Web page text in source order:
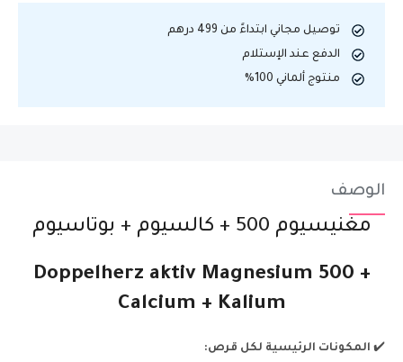
توصيل مجاني ابتداءً من 499 درهم
الدفع عند الإستلام
منتوج ألماني 100%
الوصف
مغنيسيوم 500 + كالسيوم + بوتاسيوم
Doppelherz aktiv Magnesium 500 +
Calcium + Kalium
✔️ المكونات الرئيسية لكل قرص: